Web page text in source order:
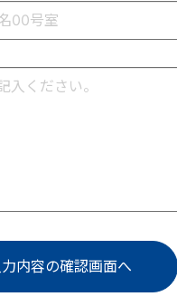
内容の確認画面へ